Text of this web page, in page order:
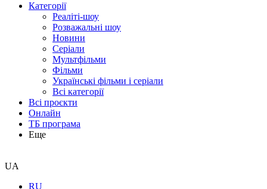
Категорії
Реаліті-шоу
Розважальні шоу
Новини
Серіали
Мультфільми
Фільми
Українські фільми і серіали
Всі категорії
Всі проєкти
Онлайн
ТБ програма
Еще
UA
RU